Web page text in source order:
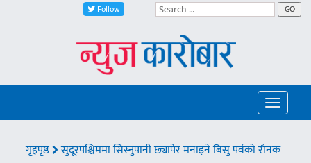
Follow GO
Toggle
गृहपृष्ठ सुदूरपश्चिममा सिस्नुपानी छ्यापेर मनाइने बिसु पर्वको रौनक